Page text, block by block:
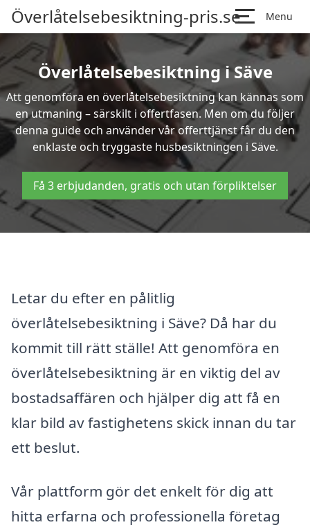
Överlåtelsebesiktning-pris.se Menu
Överlåtelsebesiktning i Säve
Att genomföra en överlåtelsebesiktning kan kännas som
en utmaning – särskilt i offertfasen. Men om du följer
denna guide och använder vår offerttjänst får du den
enklaste och tryggaste husbesiktningen i Säve.
Få 3 erbjudanden, gratis och utan förpliktelser
Letar du efter en pålitlig
överlåtelsebesiktning i Säve? Då har du
kommit till rätt ställe! Att genomföra en
överlåtelsebesiktning är en viktig del av
bostadsaffären och hjälper dig att få en
klar bild av fastighetens skick innan du tar
ett beslut.
Vår plattform gör det enkelt för dig att
hitta erfarna och professionella företag